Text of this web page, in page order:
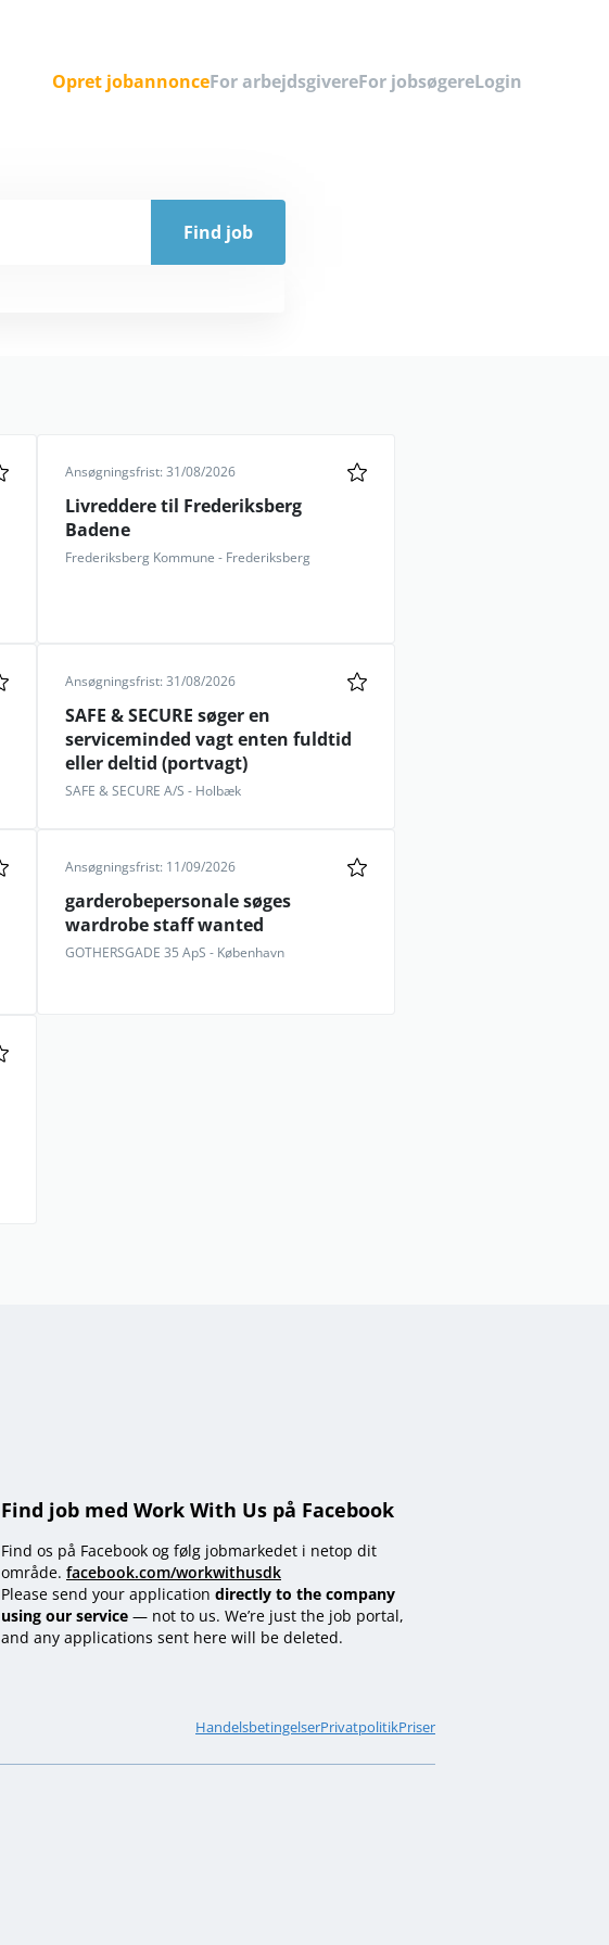
Opret jobannonceFor arbejdsgivereFor jobsøgereLogin
Ansøgningsfrist: 31/08/2026
Livreddere til Frederiksberg
Badene
Frederiksberg Kommune - Frederiksberg
Ansøgningsfrist: 31/08/2026
SAFE & SECURE søger en
serviceminded vagt enten fuldtid
eller deltid (portvagt)
SAFE & SECURE A/S - Holbæk
Ansøgningsfrist: 11/09/2026
garderobepersonale søges
wardrobe staff wanted
GOTHERSGADE 35 ApS - København
Find job med Work With Us på Facebook
Find os på Facebook og følg jobmarkedet i netop dit
område. facebook.com/workwithusdk
Please send your application directly to the company
using our service — not to us. We’re just the job portal,
and any applications sent here will be deleted.
HandelsbetingelserPrivatpolitikPriser